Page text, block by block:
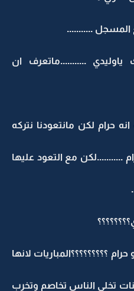
المسجل ...........
...........ماتعرف ان
حرام لكن مانتعودنا نتركه
...........لكن مع التعود عليها
؟؟؟؟؟؟؟؟؟المباريات لانها
تخلي الناس تخاصم وتخرب